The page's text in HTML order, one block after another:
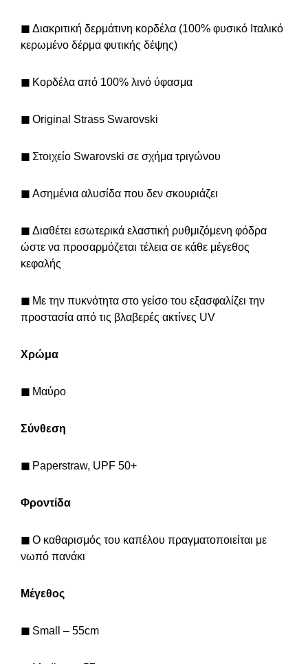
◼ Διακριτική δερμάτινη κορδέλα (100% φυσικό Ιταλικό
κερωμένο δέρμα φυτικής δέψης)
◼ Κορδέλα από 100% λινό ύφασμα
◼ Original Strass Swarovski
◼ Στοιχείο Swarovski σε σχήμα τριγώνου
◼ Ασημένια αλυσίδα που δεν σκουριάζει
◼ Διαθέτει εσωτερικά ελαστική ρυθμιζόμενη φόδρα
ώστε να προσαρμόζεται τέλεια σε κάθε μέγεθος
κεφαλής
◼ Με την πυκνότητα στο γείσο του εξασφαλίζει την
προστασία από τις βλαβερές ακτίνες UV
Χρώμα
◼ Μαύρο
Σύνθεση
◼ Paperstraw, UPF 50+
Φροντίδα
◼ Ο καθαρισμός του καπέλου πραγματοποιείται με
νωπό πανάκι
Μέγεθος
◼ Small – 55cm